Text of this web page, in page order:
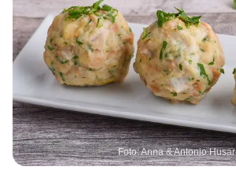
Foto: Anna & Antonio Husar